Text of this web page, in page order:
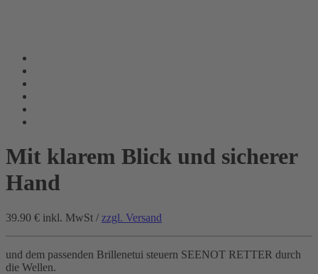
Mit klarem Blick und sicherer
Hand
39.90 € inkl. MwSt / zzgl. Versand
und dem passenden Brillenetui steuern SEENOT RETTER durch
die Wellen.